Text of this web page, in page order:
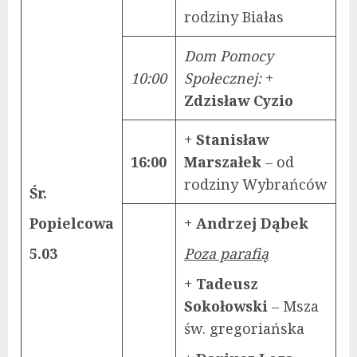
Śr.
Popielcowa
5.03
rodziny Białas
10:00
Dom Pomocy
Społecznej: +
Zdzisław Cyzio
16:00
+ Stanisław
Marszałek – od
rodziny Wybrańców
+ Andrzej Dąbek
Poza parafią
+ Tadeusz
Sokołowski – Msza
św. gregoriańska